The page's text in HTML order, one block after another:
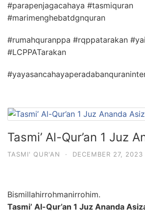
#parapenjagacahaya #tasmiquran
#marimenghebatdgnquran
#rumahquranppa #rqppatarakan
#LCPPATarakan
Tasmi’ Al-Qur’an 1 Juz
TASMI' QUR'AN · DECEMBER 27, 2023
Bismillahirrohmanirrohim.
Tasmi’ Al-Qur’an 1 Juz Ananda